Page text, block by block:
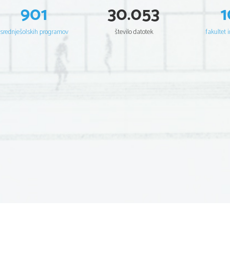
2. dejanje; gosposka soba
Nežka zaupa baronici, da jo baron zalezuje.
bo z baronom sestal Tonček v Nežkini
baronu anonimno pismo, češ, da se
901
srednješolskih programov
30.053
število datotek fakultet